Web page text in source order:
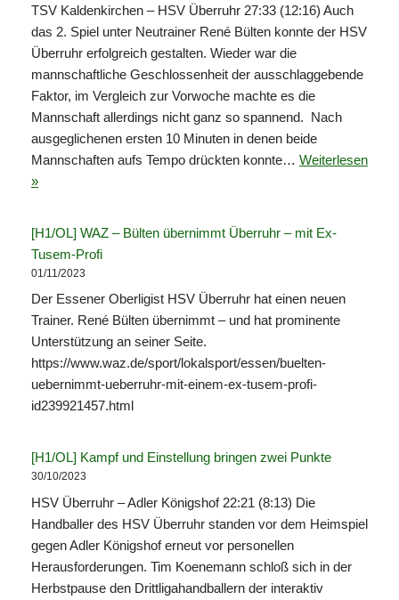
TSV Kaldenkirchen – HSV Überruhr 27:33 (12:16) Auch
das 2. Spiel unter Neutrainer René Bülten konnte der HSV
Überruhr erfolgreich gestalten. Wieder war die
mannschaftliche Geschlossenheit der ausschlaggebende
Faktor, im Vergleich zur Vorwoche machte es die
Mannschaft allerdings nicht ganz so spannend. Nach
ausgeglichenen ersten 10 Minuten in denen beide
Mannschaften aufs Tempo drückten konnte… Weiterlesen
»
[H1/OL] WAZ – Bülten übernimmt Überruhr – mit Ex-
Tusem-Profi
01/11/2023
Der Essener Oberligist HSV Überruhr hat einen neuen
Trainer. René Bülten übernimmt – und hat prominente
Unterstützung an seiner Seite.
https://www.waz.de/sport/lokalsport/essen/buelten-
uebernimmt-ueberruhr-mit-einem-ex-tusem-profi-
id239921457.html
[H1/OL] Kampf und Einstellung bringen zwei Punkte
30/10/2023
HSV Überruhr – Adler Königshof 22:21 (8:13) Die
Handballer des HSV Überruhr standen vor dem Heimspiel
gegen Adler Königshof erneut vor personellen
Herausforderungen. Tim Koenemann schloß sich in der
Herbstpause den Drittligahandballern der interaktiv